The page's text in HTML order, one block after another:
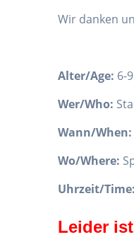
Wir danken
Alter/Age: 6-
Wer/Who:
Wann/
Wo/Where:
Uhrzeit/
Leider